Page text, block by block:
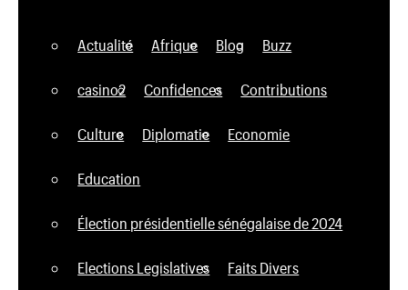
Actualité Afrique Blog Buzz
casino2 Confidences Contributions
Culture Diplomatie Economie
Education
Élection présidentielle sénégalaise de 2024
Elections Legislatives Faits Divers